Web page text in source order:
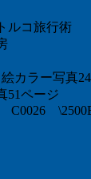
ルコ旅行術
カラー写真24
51ページ
C0026